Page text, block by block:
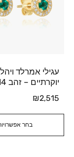
בחר
עגילי אמרלד
יוקרתיים – זהב 14 קראט
₪2,515